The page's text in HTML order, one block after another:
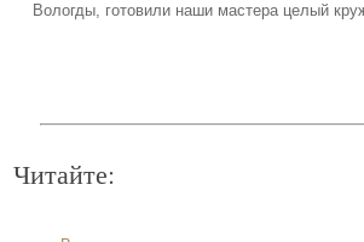
Вологды, готовили наши мастера целый
Читайте: